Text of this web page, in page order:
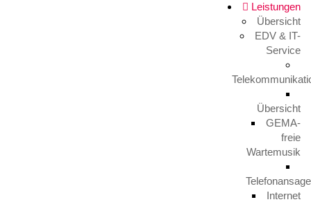
Leistungen
Übersicht
EDV & IT-
Service
Übersicht
GEMA-
freie
Wartemusik
Internet
Cert+Partner_2023_Patrick_Hayduk